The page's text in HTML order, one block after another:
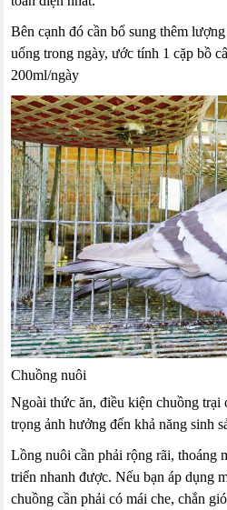
Bên cạnh đó cần bổ sung thêm
uống trong ngày, ước tính 1 cặp bồ
200ml/ngày
Chuồng nuôi
Ngoài thức ăn, điều kiện chuồng trại
trọng ảnh hưởng đến khả năng sinh
Lồng nuôi cần phải rộng rãi, thoáng
triển nhanh được. Nếu bạn áp dụng
chuồng cần phải có mái che, chắn